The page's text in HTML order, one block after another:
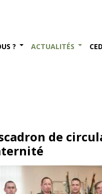
? ACTUALITÉS CED
de